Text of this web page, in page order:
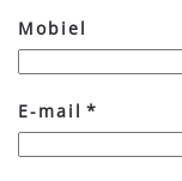
Mobiel
E-mail *